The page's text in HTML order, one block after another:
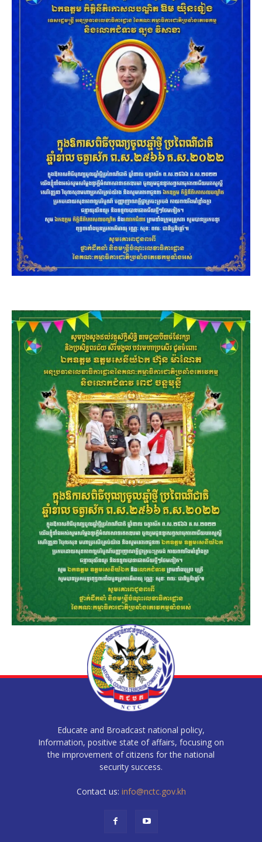
Educate and Broadcast national policy,
Information, positive state of affairs, focusing on
the improvement of citizens for the national
security success.
Contact us: info@nctc.gov.kh